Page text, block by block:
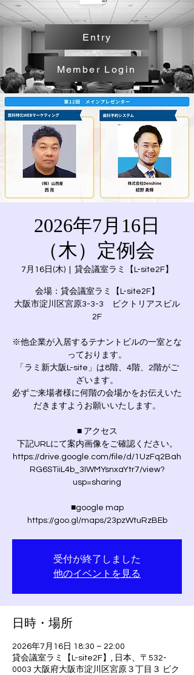
Entry
Member Login
2026年7月16日
（木）定例会
7月16日(木)
  |
貸会議室ラミ【L-site2F】
会場：貸会議室ラミ【L-site2F】
大阪市淀川区宮原3-3-3 ビクトリアスビル
2F
※他企業が入居するテナントビルの一室とな
っております。
「ラミ新大阪L-site」は8階、4階、2階がご
ざいます。
必ずご来場者様に何階の会場かをお伝えいた
だきますようお願いいたします。
■ アクセス
下記URLにて案内画像をご確認ください。
https://drive.google.com/file/d/1UzFq2Bah
RG6STiiL4b_3IWMYsnxaYtr7/view?
usp=sharing
■google map
https://goo.gl/maps/23pzWtuRzBEb
受付が終了しました
他のイベントを見る
日時・場所
2026年7月16日 18:30 – 22:00
貸会議室ラミ【L-site2F】, 日本、〒532-
0003 大阪府大阪市淀川区宮原３丁目３ ビク